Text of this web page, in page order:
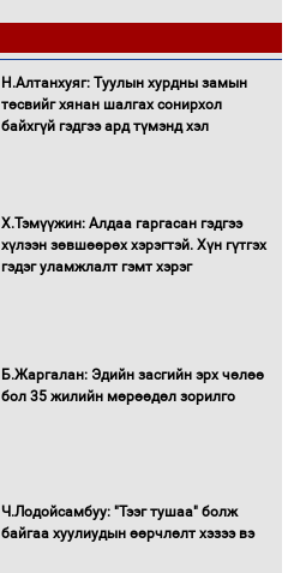
С.Амарсайхан: Иргэдийг хохироосон
ААН-ийн нуугтмал хөрөнгийг
битүүмжлэнэ
Н.Номтойбаяр: Аймгуудад тулгамдаж
буй асуудлуудыг Засгийн газрын
хуралдаанд танилцуулж,
эрэгтэйчүүдийн волейболын тэмцээнд
оролцож байгаа баг тамирчдад
Автобензин, дизель түлшний онцгой
Н.Алтанхуяг: Туулын хурдны замын
төсвийг хянан шалгах сонирхол
байхгүй гэдгээ ард түмэнд хэл
Х.Тэмүүжин: Алдаа гаргасан гэдгээ
хүлээн зөвшөөрөх хэрэгтэй. Хүн гүтгэх
гэдэг уламжлалт гэмт хэрэг
Б.Жаргалан: Эдийн засгийн эрх чөлөө
бол 35 жилийн мөрөөдөл зорилго
Ч.Лодойсамбуу: "Тээг тушаа" болж
байгаа хуулиудын өөрчлөлт хэзээ вэ